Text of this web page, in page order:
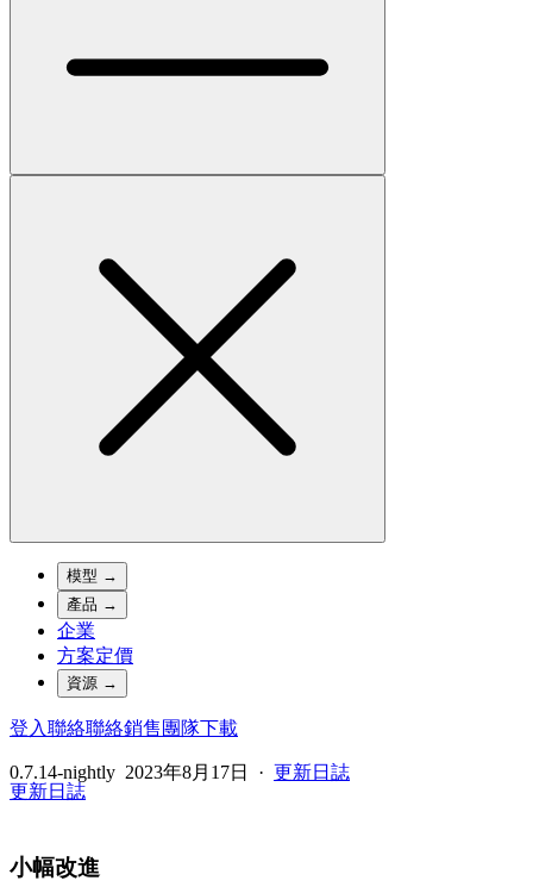
模型 →
產品 →
企業
方案定價
資源 →
登入聯絡聯絡銷售團隊下載
0.7.14-nightly 2023年8月17日 · 更新日誌
更新日誌
小幅改進